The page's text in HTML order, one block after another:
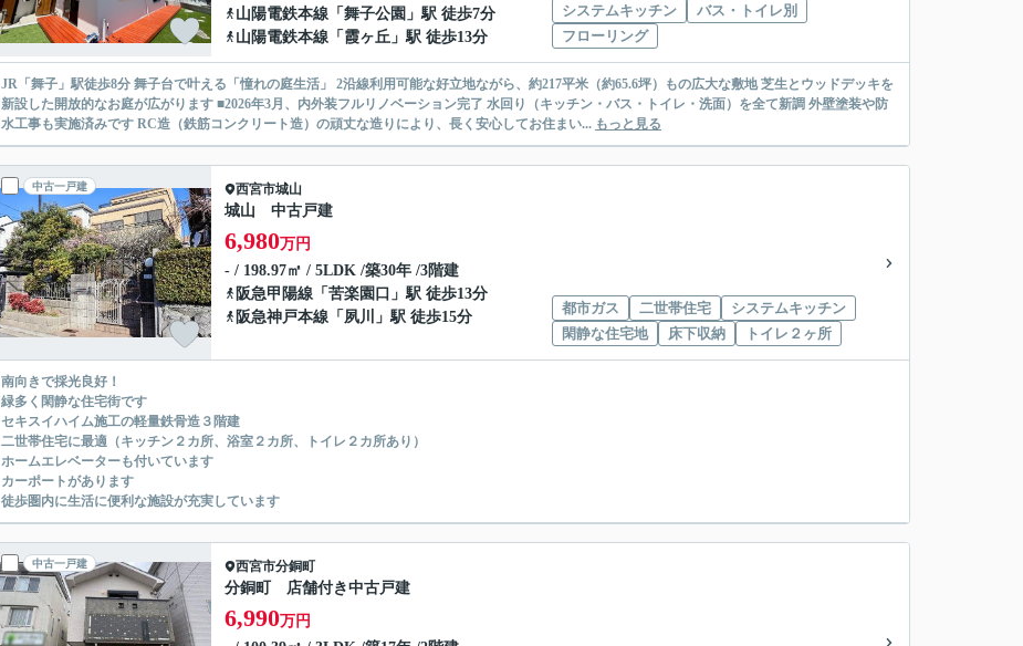
山陽電鉄本線 「 舞子公園 」駅 徒歩7分
山陽電鉄本線 「 霞ヶ丘 」駅 徒歩13分
システムキッチン
バス・トイレ別
フローリング
JR「舞子」駅徒歩8分 舞子台で叶える「憧れの庭生活」 2沿線利用可能な好立地ながら、約217平米（約65.6坪）もの広大な敷地 芝生とウッドデッキを
新設した開放的なお庭が広がります ■2026年3月、内外装フルリノベーション完了 水回り（キッチン・バス・トイレ・洗面）を全て新調 外壁塗装や防
水工事も実施済みです RC造（鉄筋コンクリート造）の頑丈な造りにより、長く安心してお住まい... もっと見る
中古一戸建 西宮市城山
城山 中古戸建
6,980万円
- / 198.97㎡ / 5LDK /築30年 /3階建
阪急甲陽線 「 苦楽園口 」駅 徒歩13分
阪急神戸本線 「 夙川 」駅 徒歩15分
都市ガス 二世帯住宅
システムキッチン
閑静な住宅地
床下収納 トイレ２ヶ所
南向きで採光良好！
緑多く閑静な住宅街です
セキスイハイム施工の軽量鉄骨造３階建
二世帯住宅に最適（キッチン２カ所、浴室２カ所、トイレ２カ所あり）
ホームエレベーターも付いています
カーポートがあります
徒歩圏内に生活に便利な施設が充実しています
中古一戸建 西宮市分銅町
分銅町 店舗付き中古戸建
6,990万円